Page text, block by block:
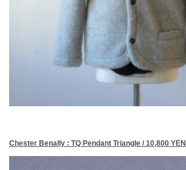
Chester Benally : TQ Pendant Triangle / 10,800 YEN